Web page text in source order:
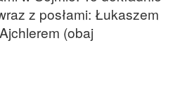
z posłami: Łukaszem
(obaj